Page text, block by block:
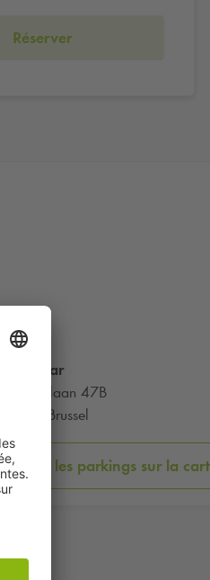
Réserver
Eurostar
Fonsnylaan 47B
1060 Brussel
Voir les parkings sur la